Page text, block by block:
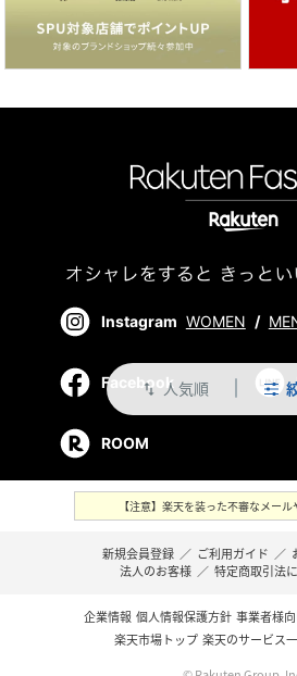
swap_vert 人気順
Instagram WOMEN /
Facebook
ROOM
【注意】楽天を装った不審なメール
新規会員登録 ／ ご利用ガイド ／
法人のお客様 ／ 特定商取引法
企業情報 個人情報保護方針 事業者様
楽天市場トップ 楽天のサービス